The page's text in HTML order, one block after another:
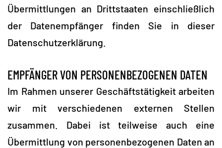
Übermittlungen an Drittstaaten einschließlich
der Datenempfänger finden Sie in dieser
Datenschutzerklärung.
EMPFÄNGER VON PERSONENBEZOGENEN DATEN
Im Rahmen unserer Geschäftstätigkeit arbeiten
wir mit verschiedenen externen Stellen
zusammen. Dabei ist teilweise auch eine
Übermittlung von personenbezogenen Daten an